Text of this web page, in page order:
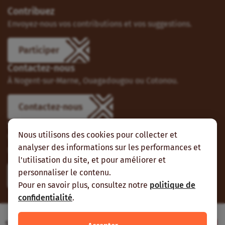
Nous utilisons des cookies pour collecter et
analyser des informations sur les performances et
l'utilisation du site, et pour améliorer et
personnaliser le contenu.
Pour en savoir plus, consultez notre politique de
confidentialité.
Contribuez
Envoyez-nous vos contributions et vos suggestions.
Participer
Contactez-nous
À Nogent-sur-Marne, Ouagadougou ou Cotonou.
Contactez-nous
Suivez-nous
Vous pouvez aussi vous abonner à nos flux RSS et nous
suivre sur les réseaux sociaux.